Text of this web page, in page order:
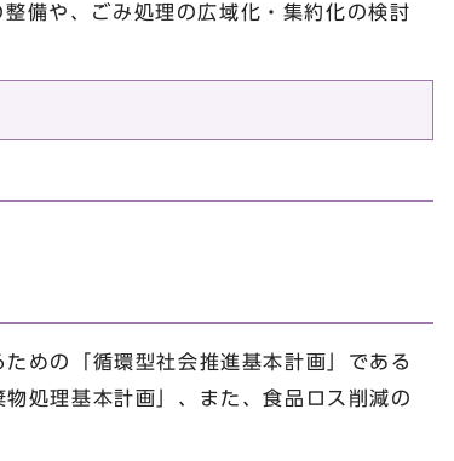
備や、ごみ処理の広域化・集約化の検討
めの「循環型社会推進基本計画」である
処理基本計画」、また、食品ロス削減の